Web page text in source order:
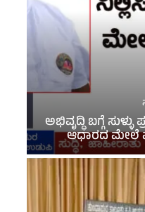
ಅಭಿವೃದ್ಧಿ ಬಗ್ಗೆ ಸುಳ್ಳು
ಆಧಾರದ ಮೇಲೆ